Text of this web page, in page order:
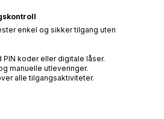
enkel og sikker tilgang uten
koder eller digitale låser.
manuelle utleveringer.
alle tilgangsaktiviteter.